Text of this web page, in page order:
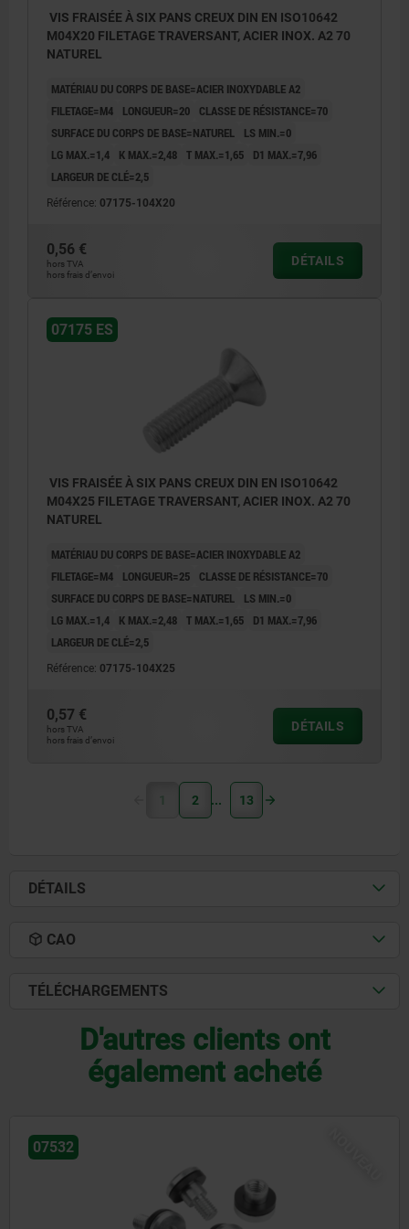
VIS FRAISÉE À SIX PANS CREUX DIN EN ISO10642
M04X20 FILETAGE TRAVERSANT, ACIER INOX. A2 70
NATUREL
MATÉRIAU DU CORPS DE BASE=ACIER INOXYDABLE A2
FILETAGE=M4
LONGUEUR=20
CLASSE DE RÉSISTANCE=70
SURFACE DU CORPS DE BASE=NATUREL
LS MIN.=0
LG MAX.=1,4
K MAX.=2,48 T MAX.=1,65
D1 MAX.=7,96
LARGEUR DE CLÉ=2,5
Référence: 07175-104X20
0,56 €
hors TVA
hors frais d’envoi
DÉTAILS
07175 ES
VIS FRAISÉE À SIX PANS CREUX DIN EN ISO10642
M04X25 FILETAGE TRAVERSANT, ACIER INOX. A2 70
NATUREL
MATÉRIAU DU CORPS DE BASE=ACIER INOXYDABLE A2
FILETAGE=M4
LONGUEUR=25
CLASSE DE RÉSISTANCE=70
SURFACE DU CORPS DE BASE=NATUREL
LS MIN.=0
LG MAX.=1,4
K MAX.=2,48 T MAX.=1,65
D1 MAX.=7,96
LARGEUR DE CLÉ=2,5
Référence: 07175-104X25
0,57 €
hors TVA
hors frais d’envoi
DÉTAILS
1 2 13
DÉTAILS
CAO
TÉLÉCHARGEMENTS
D'autres clients ont
également acheté